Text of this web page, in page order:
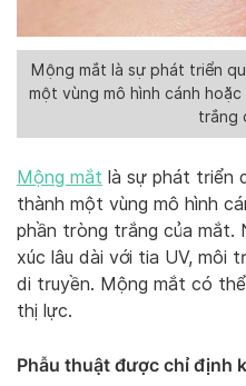
Mộng mắt là sự phát triển
một vùng mô hình cánh
trắng
Mộng mắt là sự phát triển
thành một vùng mô hình
phần tròng trắng của mắt.
xúc lâu dài với tia UV, môi
di truyền. Mộng mắt có
thị lực.
Phẫu thuật được chỉ định